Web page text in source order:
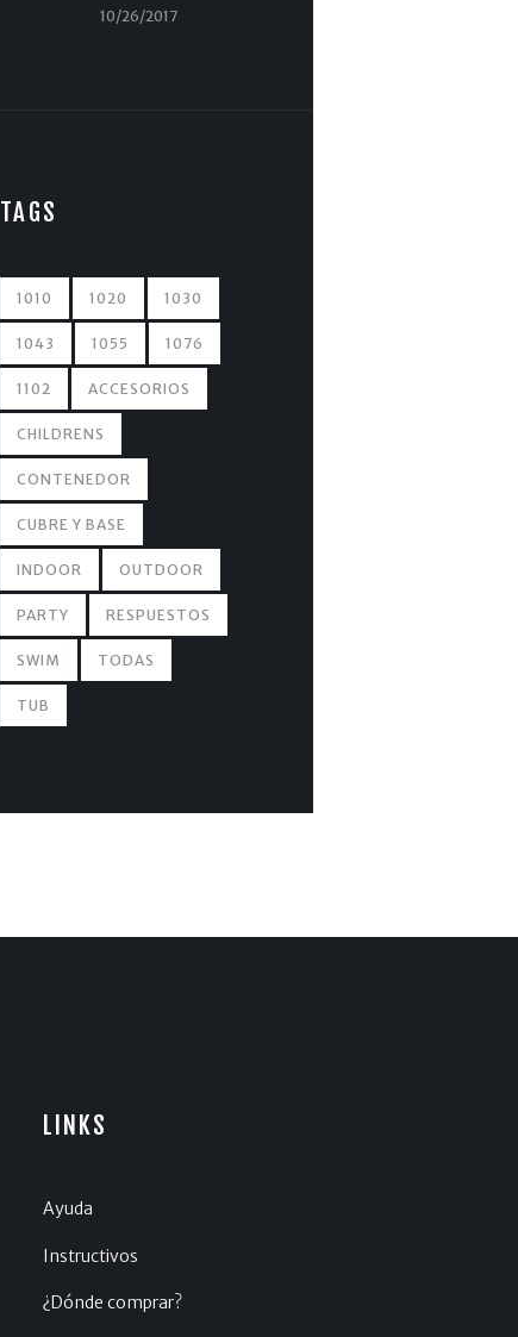
10/26/2017
TAGS
1010 1020 1030
1043 1055 1076
1102 ACCESORIOS
CHILDRENS
CONTENEDOR
CUBRE Y BASE
INDOOR OUTDOOR
PARTY RESPUESTOS
SWIM TODAS
TUB
LINKS
Ayuda
Instructivos
¿Dónde comprar?